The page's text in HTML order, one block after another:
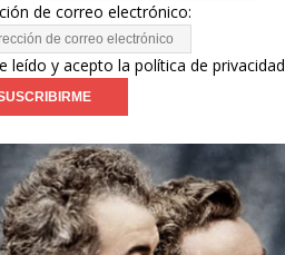
de correo electrónico:
leído y acepto la política de privacidad